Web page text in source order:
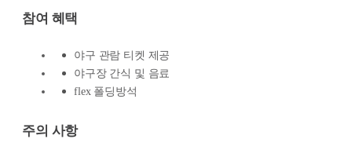
참여 혜택
야구 관람 티켓 제공
야구장 간식 및 음료
flex 폴딩방석
주의 사항